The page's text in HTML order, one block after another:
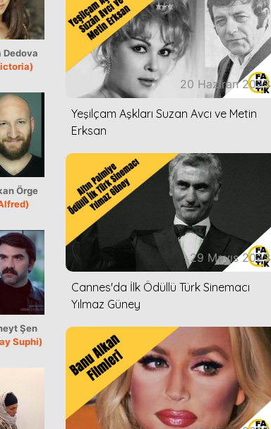
Dedova
Örge
Şen
Suphi)
20 Haziran 2023
Yeşilçam Aşkları Suzan Avcı ve Metin
Erksan
29 Mayıs 2023
Cannes'da İlk Ödüllü Türk Sinemacı
Yılmaz Güney